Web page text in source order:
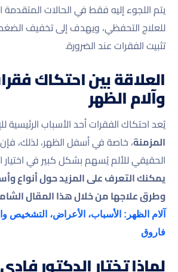
يتم اللجوء إليه فقط في الحالات المتقدمة
للعلاج التحفظي، ويهدف إلى تخفيف
تثبيت الفقرات عند الضرورة.
العلاقة بين احتكاك
وآلام الظهر
يُعد احتكاك الفقرات أحد الأسباب الرئيسية
المزمنة، خاصة في أسفل الظهر، لذلك،
الحقيقي للألم يُسهم بشكل كبير في اختيار
يمكنك التعرف على المزيد حول أنواع
وطرق علاجها من خلال هذا المقال
آلام الظهر: الأسباب، الأعراض، التشخيص
فاروق
لماذا تختار الدكتور